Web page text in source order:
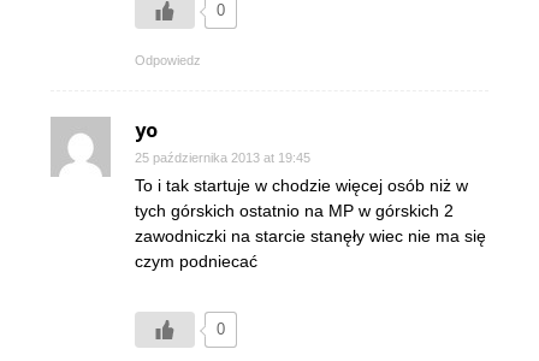
0
Odpowiedz
yo
25 października 2013 at 19:45
To i tak startuje w chodzie więcej osób niż w
tych górskich ostatnio na MP w górskich 2
zawodniczki na starcie stanęły wiec nie ma się
czym podniecać
0